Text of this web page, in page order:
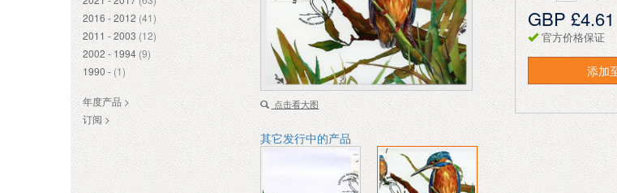
2016 - 2012 (41)
2011 - 2003 (12)
2002 - 1994 (9)
1990 - (1)
年度产品 >
订阅 >
点击看大图
GBP £4.61
官方价格保证
添加
其它发行中的产品